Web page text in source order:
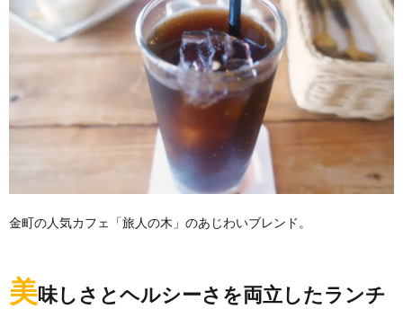
金町の人気カフェ「旅人の木」のあじわいブレンド。
美味しさとヘルシーさを両立したランチ